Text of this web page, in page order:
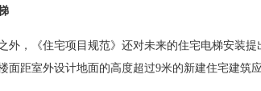
，《住宅项目规范》还对未来的住宅电梯安装提
面距室外设计地面的高度超过9米的新建住宅建筑